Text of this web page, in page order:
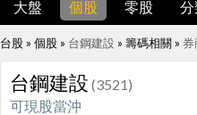
大盤 個股 零股
台股 » 個股 » 台鋼建設 » 籌碼相關 »
台鋼建設 (3521)
可現股當沖